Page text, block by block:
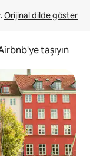
Orijinal dilde göster
taşıyın